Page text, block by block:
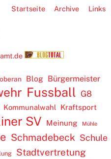
Startseite Archive Links
Blog Bürgermeister
Fussball G8
Kommunalwahl Kraftsport
SV Meinung Mühle
Schmadebeck Schule
Stadtvertretung